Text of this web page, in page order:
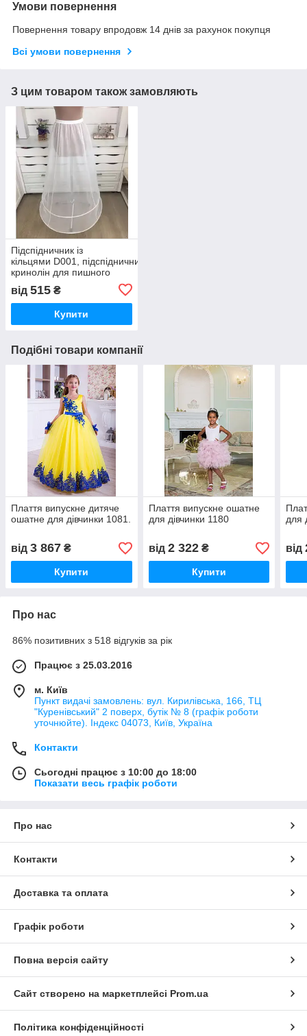
Умови повернення
Повернення товару впродовж 14 днів за рахунок покупця
Всі умови повернення
З цим товаром також замовляють
Підспідничник із
кільцями D001, підспідничник
кринолін для пишного
від 515 ₴
Купити
Подібні товари компанії
Плаття випускне дитяче
ошатне для дівчинки 1081.
від 3 867 ₴
Купити
Плаття випускне ошатне
для дівчинки 1180
від 2 322₴
Купити
для
від
Про нас
86% позитивних з 518 відгуків за рік
Працює з 25.03.2016
м. Київ
Пункт видачі замовлень: вул. Кирилівська, 166, ТЦ
"Куренівський" 2 поверх, бутік № 8 (графік роботи
уточнюйте). Індекс 04073, Київ, Україна
Контакти
Сьогодні працює з 10:00 до 18:00
Показати весь графік роботи
Про нас
Контакти
Доставка та оплата
Графік роботи
Повна версія сайту
Сайт створено на маркетплейсі Prom.ua
Політика конфіденційності